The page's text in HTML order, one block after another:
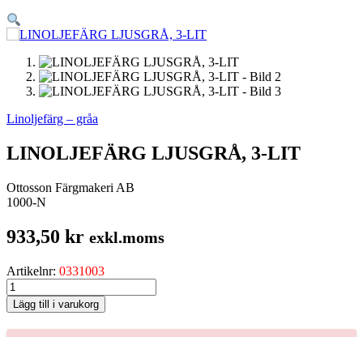
Linoljefärg – gråa
LINOLJEFÄRG LJUSGRÅ, 3-LIT
Ottosson Färgmakeri AB
1000-N
933,50 kr exkl.moms
Artikelnr: 0331003
LINOLJEFÄRG
LJUSGRÅ,
3-
LIT
Lägg till i varukorg